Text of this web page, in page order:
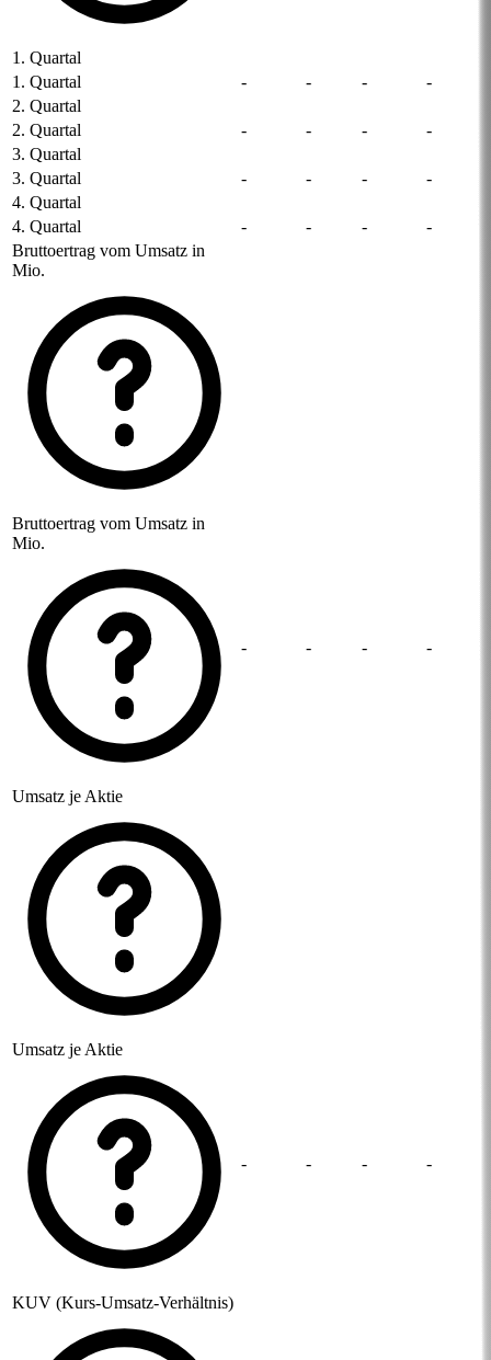
1. Quartal
1. Quartal
- - -
-
2. Quartal
2. Quartal
- - -
-
3. Quartal
3. Quartal
- - -
-
4. Quartal
4. Quartal
- - -
-
Bruttoertrag vom Umsatz in
Mio.
Bruttoertrag vom Umsatz in
Mio.
- - - -
Umsatz je Aktie
Umsatz je Aktie
- - - -
KUV (Kurs-Umsatz-Verhältnis)